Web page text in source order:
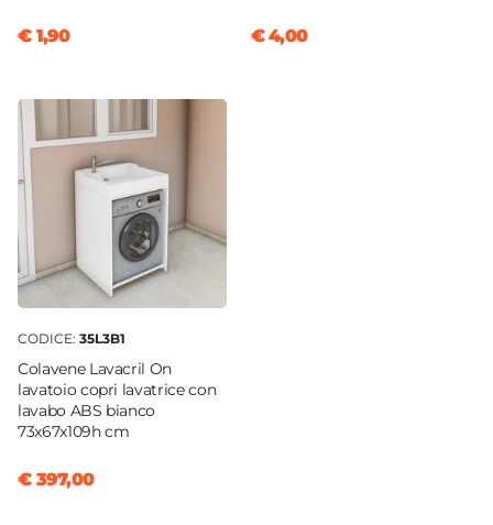
€ 1,90 € 4,00
CODICE: 35L3B1
Colavene Lavacril On
lavatoio copri lavatrice con
lavabo ABS bianco
73x67x109h cm
€ 397,00